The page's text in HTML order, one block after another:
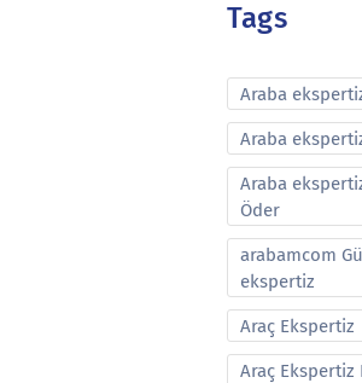
Tags
Araba
Araba
Araba
Öder
arabamcom
ekspertiz
Araç Ekspertiz
Araç Ekspertiz